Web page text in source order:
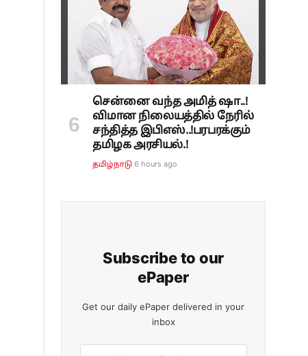
சென்னை வந்த அமித் ஷா..!
விமான நிலையத்தில் நேரில்
சந்தித்த இபிஎஸ்..!பரபரக்கும்
தமிழக அரசியல்.!
தமிழ்நாடு 6 hours ago
Subscribe to our
ePaper
Get our daily ePaper delivered in your
inbox